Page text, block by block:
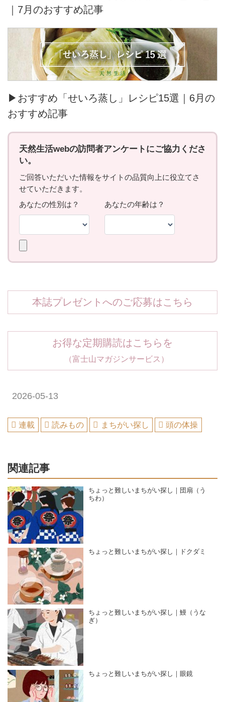
｜7月のおすすめ記事
▶おすすめ「せいろ蒸し」レシピ15選｜6月の
おすすめ記事
本誌プレゼントへのご応募はこちら
お得な定期購読はこちらを
（富士山マガジンサービス）
2026-05-13
連載 読みもの まちがい探し 頭の体操
関連記事
ちょっと難しいまちがい探し｜団扇（う
ちわ）
ちょっと難しいまちがい探し｜ドクダミ
ちょっと難しいまちがい探し｜鰻（うな
ぎ）
ちょっと難しいまちがい探し｜眼鏡